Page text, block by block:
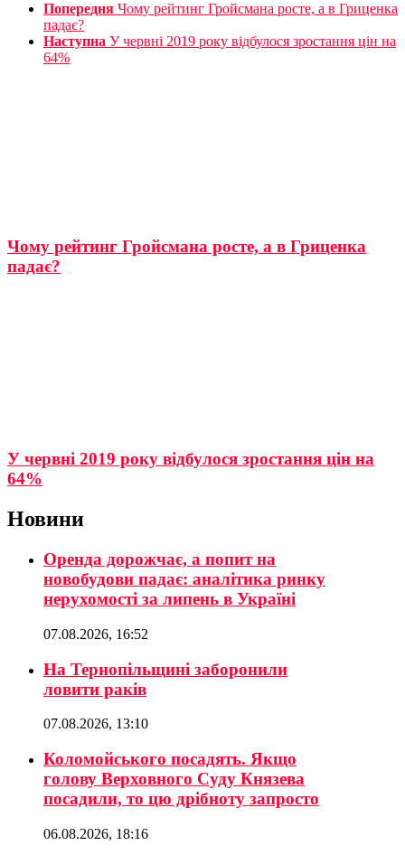
Попередня Чому рейтинг Гройсмана росте, а в Гриценка
падає?
Наступна У червні 2019 року відбулося зростання цін на
64%
Чому рейтинг Гройсмана росте, а в Гриценка
падає?
У червні 2019 року відбулося зростання цін на
64%
Новини
Оренда дорожчає, а попит на
новобудови падає: аналітика ринку
нерухомості за липень в Україні
07.08.2026, 16:52
На Тернопільщині заборонили
ловити раків
07.08.2026, 13:10
Коломойського посадять. Якщо
голову Верховного Суду Князева
посадили, то цю дрібноту запросто
06.08.2026, 18:16